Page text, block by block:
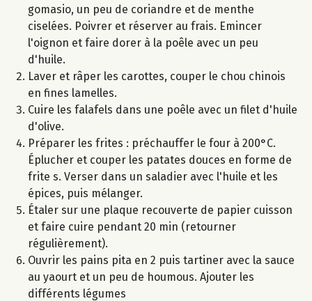
gomasio, un peu de coriandre et de menthe
ciselées. Poivrer et réserver au frais. Emincer
l'oignon et faire dorer à la poêle avec un peu
d'huile.
Laver et râper les carottes, couper le chou chinois
en fines lamelles.
Cuire les falafels dans une poêle avec un filet d'huile
d'olive.
Préparer les frites : préchauffer le four à 200°C.
Éplucher et couper les patates douces en forme de
frite s. Verser dans un saladier avec l'huile et les
épices, puis mélanger.
Étaler sur une plaque recouverte de papier cuisson
et faire cuire pendant 20 min (retourner
régulièrement).
Ouvrir les pains pita en 2 puis tartiner avec la sauce
au yaourt et un peu de houmous. Ajouter les
différents légumes